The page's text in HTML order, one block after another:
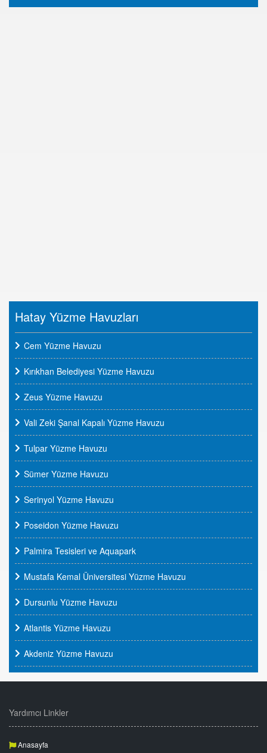
Hatay Yüzme Havuzları
Cem Yüzme Havuzu
Kırıkhan Belediyesi Yüzme Havuzu
Zeus Yüzme Havuzu
Vali Zeki Şanal Kapalı Yüzme Havuzu
Tulpar Yüzme Havuzu
Sümer Yüzme Havuzu
Serinyol Yüzme Havuzu
Poseidon Yüzme Havuzu
Palmira Tesisleri ve Aquapark
Mustafa Kemal Üniversitesi Yüzme Havuzu
Dursunlu Yüzme Havuzu
Atlantis Yüzme Havuzu
Akdeniz Yüzme Havuzu
Yardımcı Linkler
Anasayfa